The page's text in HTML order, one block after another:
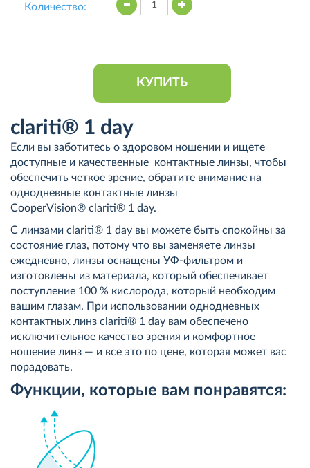
Количество:
КУПИТЬ
clariti® 1 day
Если вы заботитесь о здоровом ношении и ищете
доступные и качественные контактные линзы, чтобы
обеспечить четкое зрение, обратите внимание на
однодневные контактные линзы
CooperVision® clariti® 1 day.
С линзами clariti® 1 day вы можете быть спокойны за
состояние глаз, потому что вы заменяете линзы
ежедневно, линзы оснащены УФ-фильтром и
изготовлены из материала, который обеспечивает
поступление 100 % кислорода, который необходим
вашим глазам. При использовании однодневных
контактных линз clariti® 1 day вам обеспечено
исключительное качество зрения и комфортное
ношение линз — и все это по цене, которая может вас
порадовать.
Функции, которые вам понравятся: